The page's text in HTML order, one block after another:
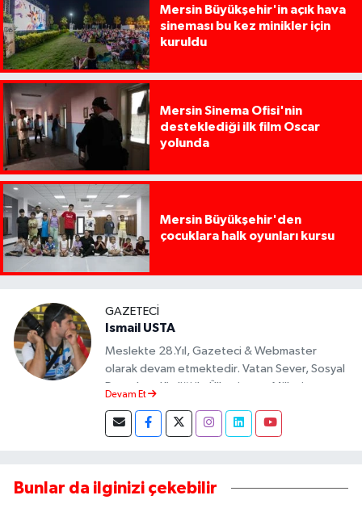
Mersin Büyükşehir'in açık hava
sineması bu kez minikler için
kuruldu
Mersin Sinema Ofisi'nin
desteklediği ilk film Oscar
yolunda
Mersin Büyükşehir'den
çocuklara halk oyunları kursu
GAZETECI
Ismail USTA
Meslekte 28.Yıl, Gazeteci & Webmaster
olarak devam etmektedir. Vatan Sever, Sosyal
Demokrat Kimliği ile Ülkesine ve Milletine
almıştır.
Devam Et
Bunlar da ilginizi çekebilir